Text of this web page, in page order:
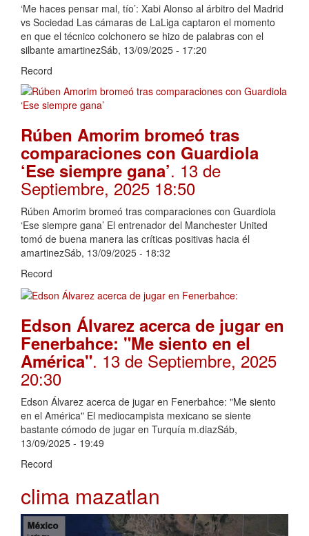
‘Me haces pensar mal, tío’: Xabi Alonso al árbitro del Madrid
vs Sociedad Las cámaras de LaLiga captaron el momento
en que el técnico colchonero se hizo de palabras con el
silbante amartinezSáb, 13/09/2025 - 17:20
Record
Rúben Amorim bromeó tras
comparaciones con Guardiola
‘Ese siempre gana’. 13 de
Septiembre, 2025 18:50
Rúben Amorim bromeó tras comparaciones con Guardiola
‘Ese siempre gana’ El entrenador del Manchester United
tomó de buena manera las críticas positivas hacia él
amartinezSáb, 13/09/2025 - 18:32
Record
Edson Álvarez acerca de jugar en
Fenerbahce: "Me siento en el
América". 13 de Septiembre, 2025
20:30
Edson Álvarez acerca de jugar en Fenerbahce: "Me siento
en el América" El mediocampista mexicano se siente
bastante cómodo de jugar en Turquía m.diazSáb,
13/09/2025 - 19:49
Record
clima mazatlan